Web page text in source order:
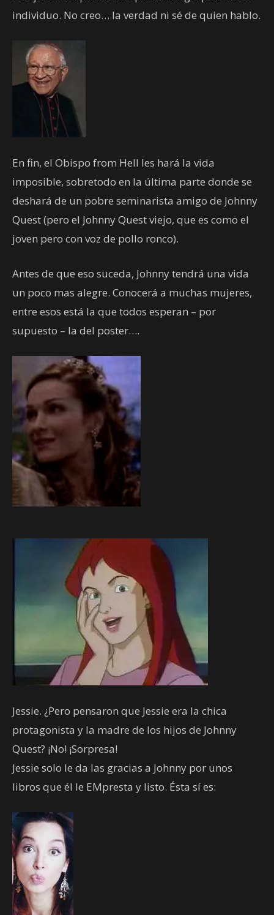
individuo. No creo… la verdad ni sé de quien hablo.
En fin, el Obispo from Hell les hará la vida
imposible, sobretodo en la última parte donde se
deshará de un pobre seminarista amigo de Johnny
Quest (pero el Johnny Quest viejo, que es como el
joven pero con voz de pollo ronco).
Antes de que eso suceda, Johnny tendrá una vida
un poco mas alegre. Conocerá a muchas mujeres,
entre esos está la que todos esperan – por
supuesto – la del poster….
Jessie. ¿Pero pensaron que Jessie era la chica
protagonista y la madre de los hijos de Johnny
Quest? ¡No! ¡Sorpresa!
Jessie solo le da las gracias a Johnny por unos
libros que él le EMpresta y listo. Ésta sí es: